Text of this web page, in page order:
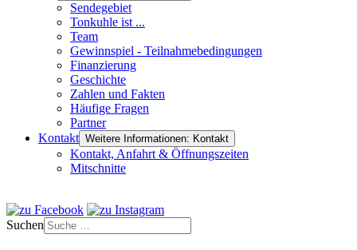
Sendegebiet
Tonkuhle ist ...
Team
Gewinnspiel - Teilnahmebedingungen
Finanzierung
Geschichte
Zahlen und Fakten
Häufige Fragen
Partner
Kontakt Weitere Informationen: Kontakt
Kontakt, Anfahrt & Öffnungszeiten
Mitschnitte
Suchen